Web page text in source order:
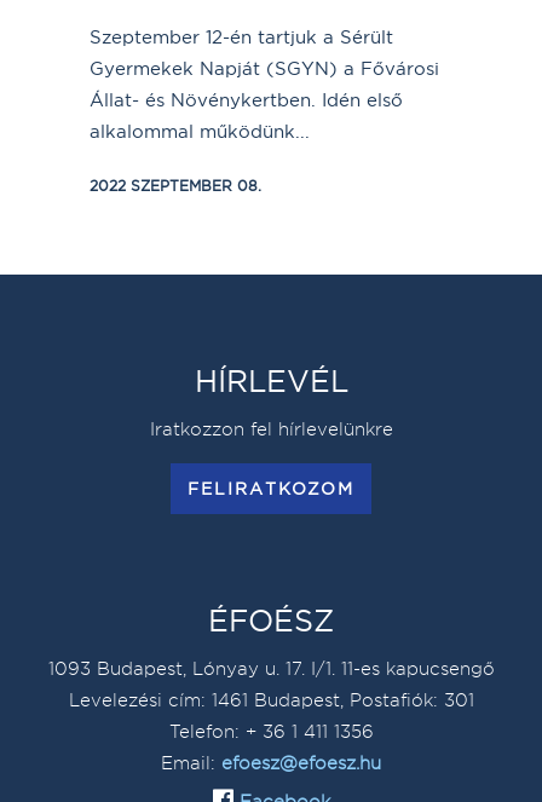
Szeptember 12-én tartjuk a Sérült
Gyermekek Napját (SGYN) a Fővárosi
Állat- és Növénykertben. Idén első
alkalommal működünk...
2022 SZEPTEMBER 08.
HÍRLEVÉL
Iratkozzon fel hírlevelünkre
FELIRATKOZOM
ÉFOÉSZ
1093 Budapest, Lónyay u. 17. I/1. 11-es kapucsengő
Levelezési cím: 1461 Budapest, Postafiók: 301
Telefon: + 36 1 411 1356
Email: efoesz@efoesz.hu